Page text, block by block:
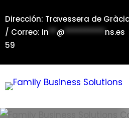
al
contenido
Dirección: Travessera de
/ Correo: in**@**********ns.es
59